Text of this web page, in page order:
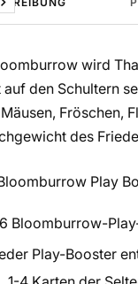
Weiter
wird
auf den Schultern
Fröschen,
des
Play
Bloomburrow-
Play-Booster